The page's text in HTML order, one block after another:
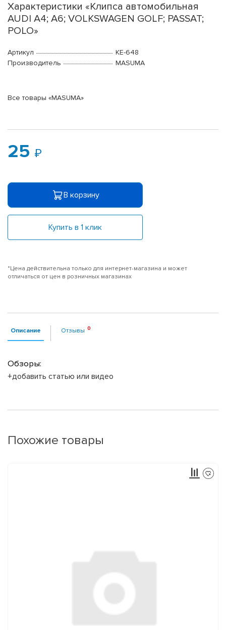
Характеристики «Клипса автомобильная
AUDI A4; A6; VOLKSWAGEN GOLF; PASSAT;
POLO»
Артикул
KE-648
Производитель
MASUMA
Все товары «MASUMA»
25
В корзину
Купить в 1 клик
*Цена действительна только для интернет-магазина и может
отличаться от цен в розничных магазинах
Описание Отзывы
Обзоры:
+добавить статью или видео
Похожие товары